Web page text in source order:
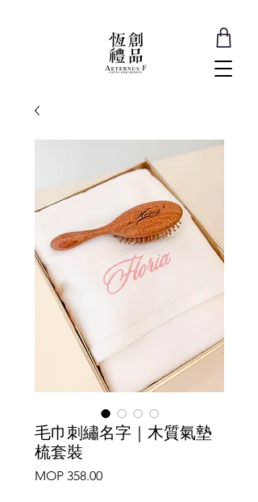
毛巾刺繡名字｜木質氣墊
梳套裝
MOP 358.00Price